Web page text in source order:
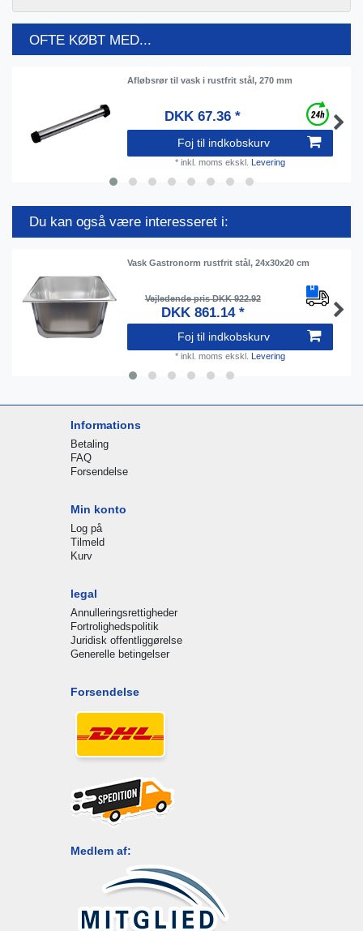
OFTE KØBT MED...
Afløbsrør til vask i rustfrit stål, 270 mm
DKK 67.36 *
Foj til indkobskurv
* inkl. moms ekskl. Levering
Du kan også være interesseret i:
Vask Gastronorm rustfrit stål, 24x30x20 cm
Vejledende pris DKK 922.92
DKK 861.14 *
Foj til indkobskurv
* inkl. moms ekskl. Levering
Informations
Betaling
FAQ
Forsendelse
Min konto
Log på
Tilmeld
Kurv
legal
Annulleringsrettigheder
Fortrolighedspolitik
Juridisk offentliggørelse
Generelle betingelser
Forsendelse
Medlem af: